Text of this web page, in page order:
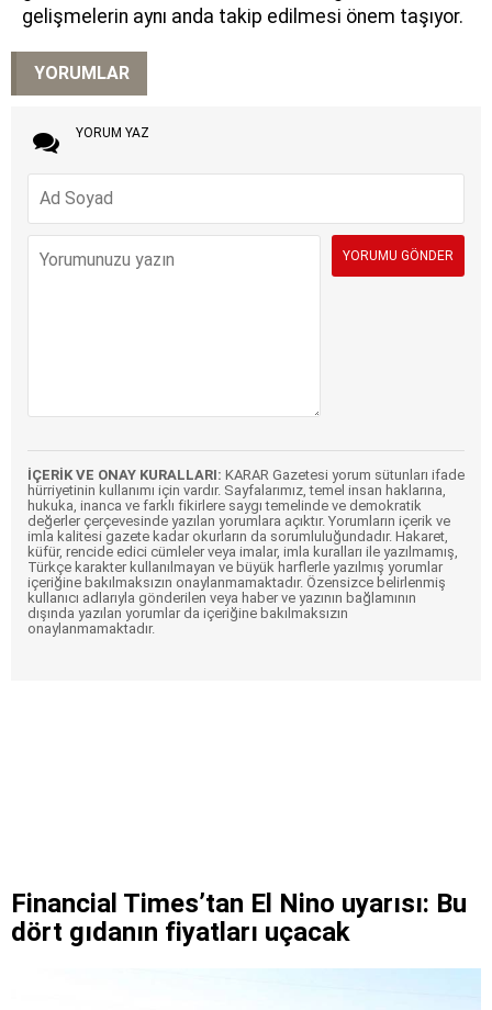
gelişmelerin aynı anda takip edilmesi önem taşıyor.
YORUMLAR
YORUM YAZ
İÇERİK VE ONAY KURALLARI: KARAR Gazetesi yorum sütunları ifade
hürriyetinin kullanımı için vardır. Sayfalarımız, temel insan haklarına,
hukuka, inanca ve farklı fikirlere saygı temelinde ve demokratik
değerler çerçevesinde yazılan yorumlara açıktır. Yorumların içerik ve
imla kalitesi gazete kadar okurların da sorumluluğundadır. Hakaret,
küfür, rencide edici cümleler veya imalar, imla kuralları ile yazılmamış,
Türkçe karakter kullanılmayan ve büyük harflerle yazılmış yorumlar
içeriğine bakılmaksızın onaylanmamaktadır. Özensizce belirlenmiş
kullanıcı adlarıyla gönderilen veya haber ve yazının bağlamının
dışında yazılan yorumlar da içeriğine bakılmaksızın
onaylanmamaktadır.
Financial Times’tan El Nino uyarısı: Bu
dört gıdanın fiyatları uçacak